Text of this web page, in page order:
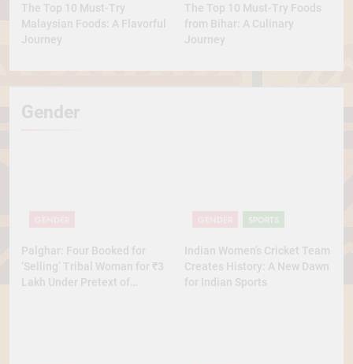
The Top 10 Must-Try
Malaysian Foods: A Flavorful
Journey
The Top 10 Must-Try Foods
from Bihar: A Culinary
Journey
Gender
Palghar: Four Booked for
‘Selling’ Tribal Woman for ₹3
Lakh Under Pretext of
SPORTS
Indian Women’s Cricket Team
Creates History: A New Dawn
for Indian Sports